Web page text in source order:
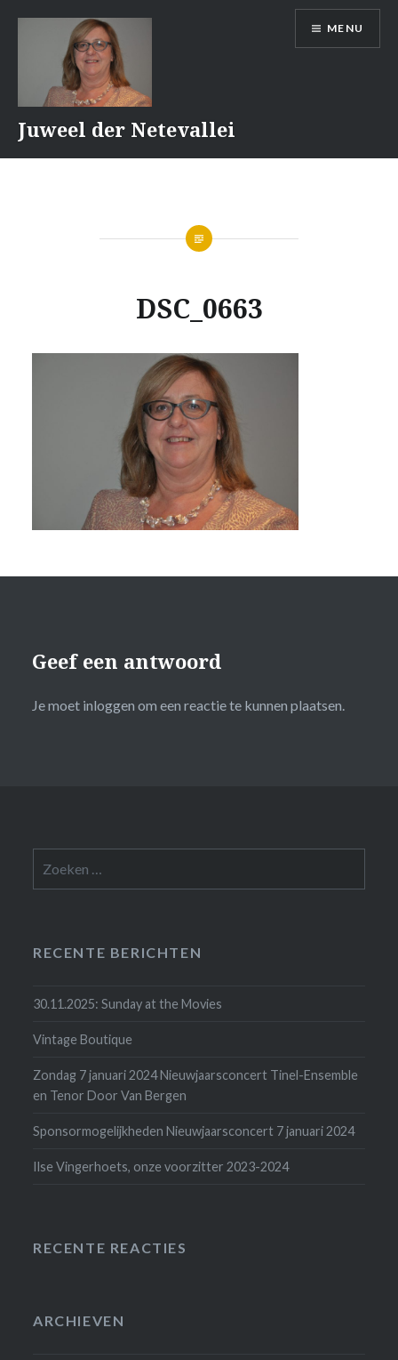
Juweel der Netevallei
MENU
DSC_0663
Geef een antwoord
Je moet inloggen om een reactie te kunnen plaatsen.
naar:
RECENTE BERICHTEN
30.11.2025: Sunday at the Movies
Vintage Boutique
Zondag 7 januari 2024 Nieuwjaarsconcert Tinel-Ensemble
en Tenor Door Van Bergen
Sponsormogelijkheden Nieuwjaarsconcert 7 januari 2024
Ilse Vingerhoets, onze voorzitter 2023-2024
RECENTE REACTIES
ARCHIEVEN